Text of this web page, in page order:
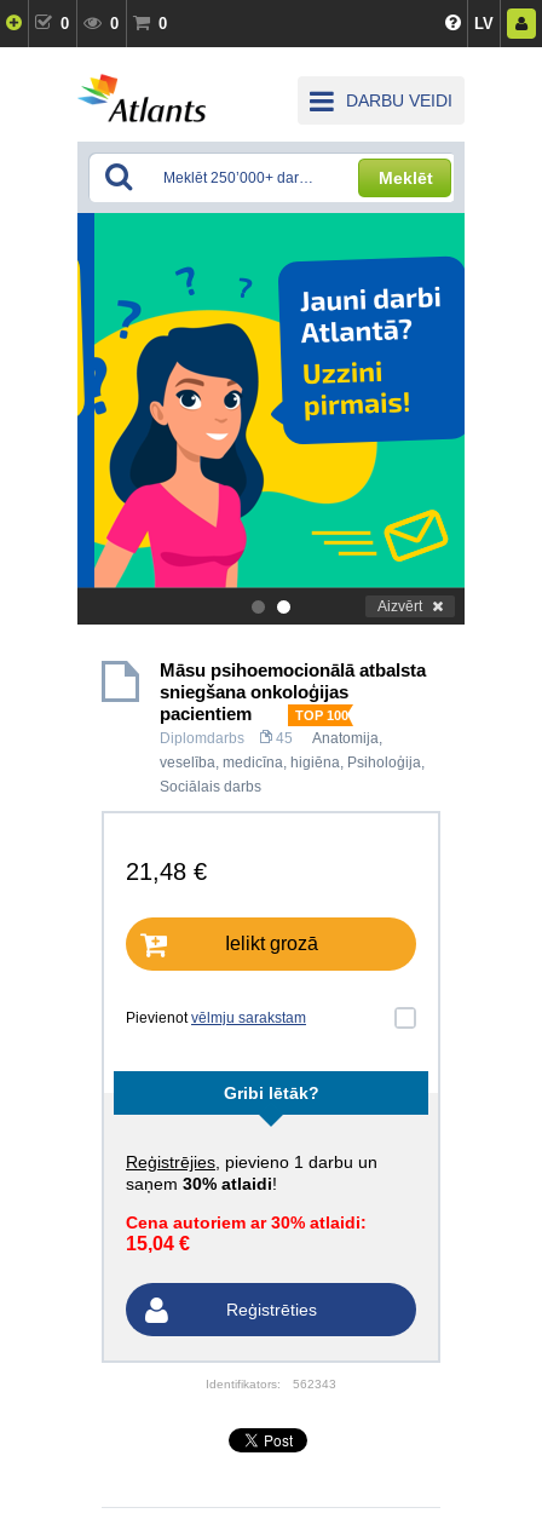
0 0 0 LV
DARBU VEIDI
Meklēt
. Aizvērt
Māsu psihoemocionālā atbalsta
sniegšana onkoloģijas
pacientiem
TOP 100
Diplomdarbs 45
Anatomija,
veselība, medicīna, higiēna, Psiholoģija,
Sociālais darbs
21,48 €
Ielikt grozā
Pievienotvēlmju sarakstam
Gribi lētāk?
Reģistrējies , pievieno 1 darbu un
saņem 30% atlaidi!
Cena autoriem ar 30% atlaidi:
15,04 €
Reģistrēties
Identifikators: 562343